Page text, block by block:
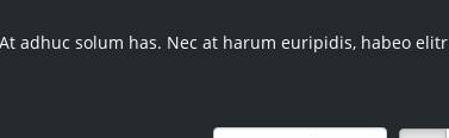
adhuc solum has. Nec at harum euripidis, habeo elitr